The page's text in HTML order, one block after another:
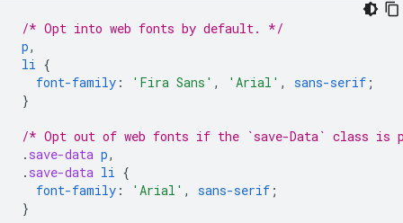
/* Opt into web fonts by default. */
p,
li {
font-family : 'Fira Sans' , 'Arial' , sans-serif ;
}
/* Opt out of web fonts if the `save-Data` class is
. save-data p,
. save-data li {
font-family : 'Arial' , sans-serif ;
}